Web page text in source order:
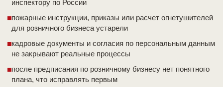
инспектору по России
пожарные инструкции, приказы или расчет огнетушителей
для розничного бизнеса устарели
кадровые документы и согласия по персональным данным
не закрывают реальные процессы
после предписания по розничному бизнесу нет понятного
плана, что исправлять первым